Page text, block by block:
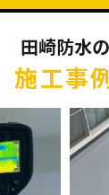
田崎防水の
施工事